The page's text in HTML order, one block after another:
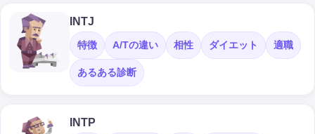
INTJ
特徴 A/Tの違い 相性 ダイエット 適職
あるある診断
INTP